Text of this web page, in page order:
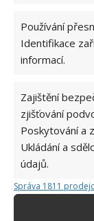
Používání
Identifikace
informací.
Zajištění
zjišťování
Poskytování a
Ukládání a
údajů.
Správa 1811
kosmetiku,
jak rozveselit